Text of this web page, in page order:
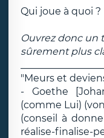
Qui joue à quoi ?
Ouvrez donc un
sûrement plus
"Meurs et
- Goethe
(comme Lui)
(conseil à
réalise-